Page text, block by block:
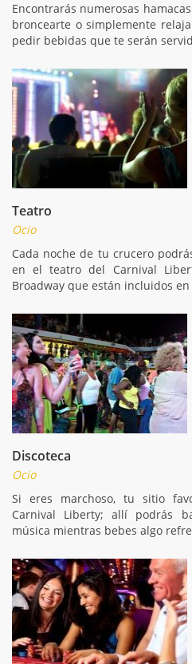
Encontrarás numerosas
broncearte o simplemente
pedir bebidas que te serán
Teatro
Ocio
Cada noche de tu crucero
en el teatro del Carnival
Broadway que están incluidos
Discoteca
Ocio
Si eres marchoso, tu sitio
Carnival Liberty; allí podrás
música mientras bebes algo